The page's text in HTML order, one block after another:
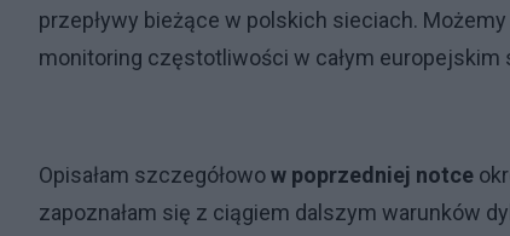
przepływy bieżące w polskich sieciach.
monitoring częstotliwości w całym europejskim
Opisałam szczegółowow poprzedniej notce
zapoznałam się z ciągiem dalszym warunków